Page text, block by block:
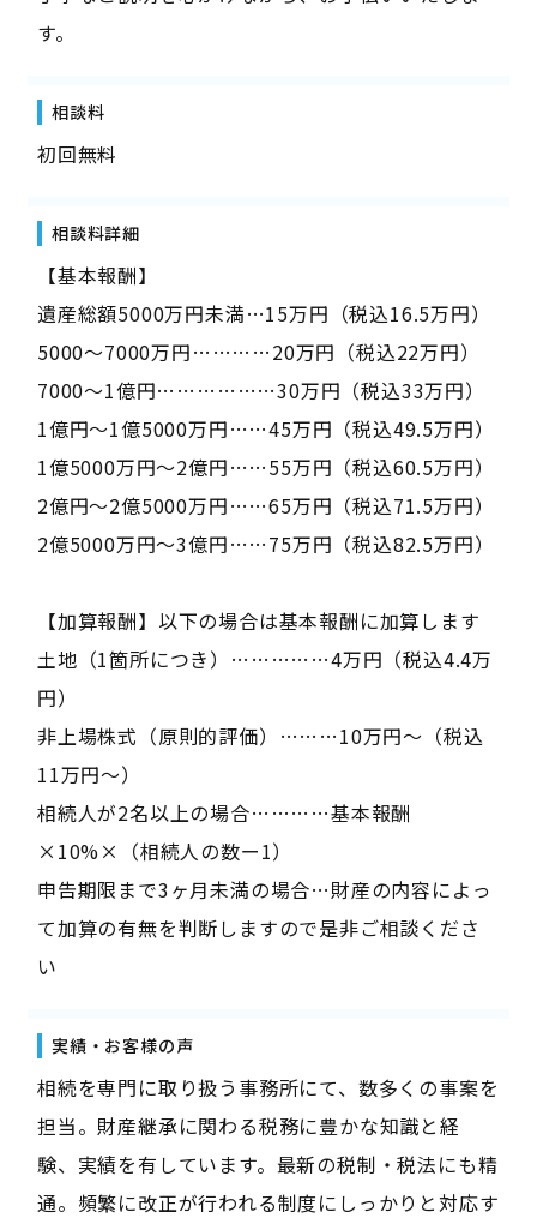
す。
相談料
初回無料
相談料詳細
【基本報酬】
遺産総額5000万円未満…15万円（税込16.5万円）
5000～7000万円…………20万円（税込22万円）
7000～1億円………………30万円（税込33万円）
1億円～1億5000万円……45万円（税込49.5万円）
1億5000万円～2億円……55万円（税込60.5万円）
2億円～2億5000万円……65万円（税込71.5万円）
2億5000万円～3億円……75万円（税込82.5万円）
【加算報酬】以下の場合は基本報酬に加算します
土地（1箇所につき）……………4万円（税込4.4万
円）
非上場株式（原則的評価）………10万円～（税込
11万円～）
相続人が2名以上の場合…………基本報酬
×10%×（相続人の数ー1）
申告期限まで3ヶ月未満の場合…財産の内容によっ
て加算の有無を判断しますので是非ご相談くださ
い
実績・お客様の声
相続を専門に取り扱う事務所にて、数多くの事案を
担当。財産継承に関わる税務に豊かな知識と経
験、実績を有しています。最新の税制・税法にも精
通。頻繁に改正が行われる制度にしっかりと対応す